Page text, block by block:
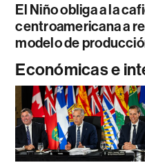
El Niño obliga a la
centroamericana a
modelo de
Económicas e